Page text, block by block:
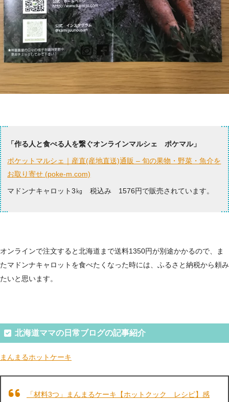
「作る人と食べる人を繋ぐオンラインマルシェ ポケマル」
ポケットマルシェ｜産直(産地直送)通販 – 旬の果物・野菜・魚介を
お取り寄せ (poke-m.com)
マドンナキャロット3㎏ 税込み 1576円で販売されています。
オンラインで注文すると北海道まで送料1350円が別途かかるので、ま
たマドンナキャロットを食べたくなった時には、ふるさと納税から頼み
たいと思います。
北海道ママの日常ブログの記事紹介
まんまるホットケーキ
「材料3つ」まんまるケーキ【ホットクック レシピ】感